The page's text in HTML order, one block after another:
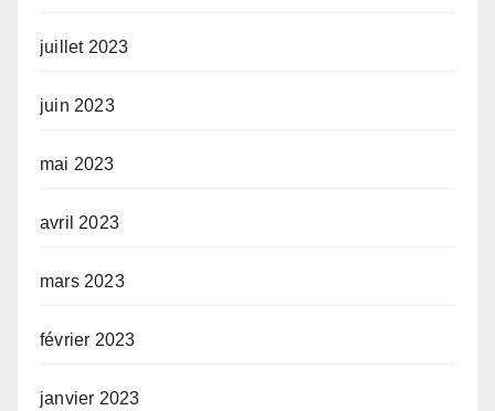
juillet 2023
juin 2023
mai 2023
avril 2023
mars 2023
février 2023
janvier 2023